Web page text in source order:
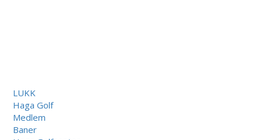
LUKK
Haga Golf
Medlem
Baner